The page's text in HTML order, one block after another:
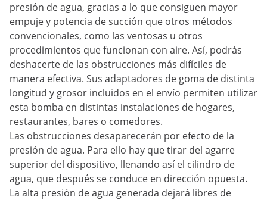
presión de agua, gracias a lo que consiguen mayor
empuje y potencia de succión que otros métodos
convencionales, como las ventosas u otros
procedimientos que funcionan con aire. Así, podrás
deshacerte de las obstrucciones más difíciles de
manera efectiva. Sus adaptadores de goma de distinta
longitud y grosor incluidos en el envío permiten utilizar
esta bomba en distintas instalaciones de hogares,
restaurantes, bares o comedores.
Las obstrucciones desaparecerán por efecto de la
presión de agua. Para ello hay que tirar del agarre
superior del dispositivo, llenando así el cilindro de
agua, que después se conduce en dirección opuesta.
La alta presión de agua generada dejará libres de